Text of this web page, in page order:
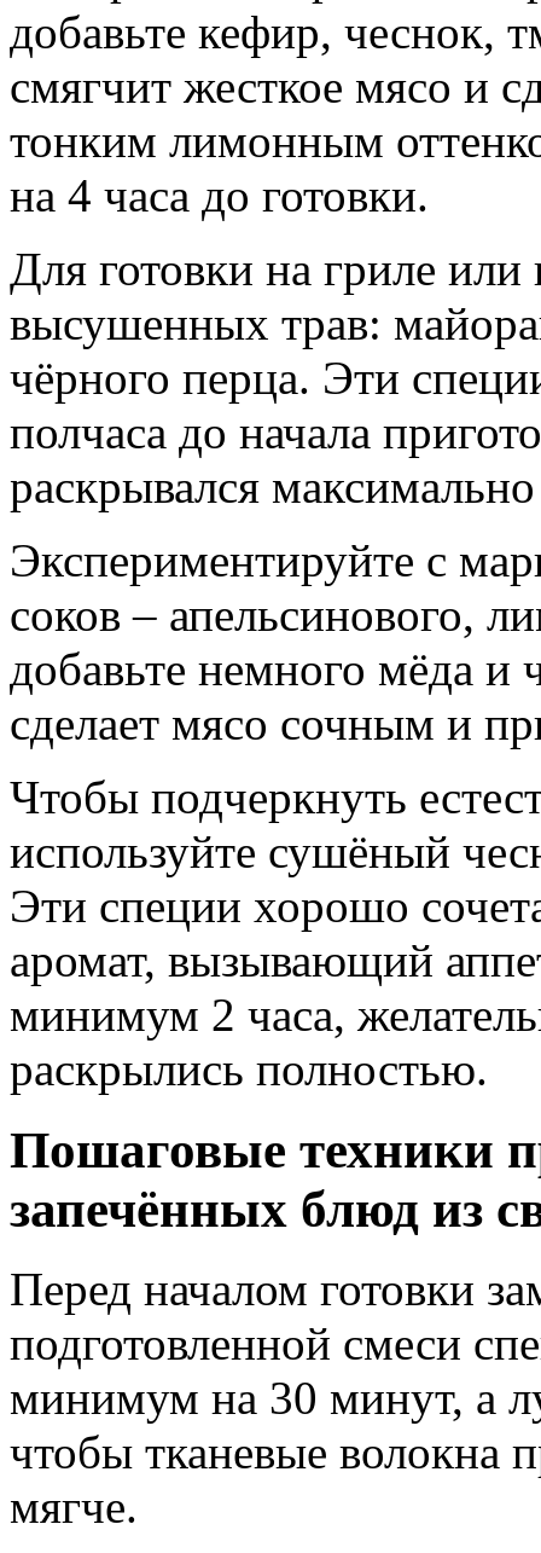
добавьте кефир, чеснок,
смягчит жесткое мясо и
тонким лимонным
на 4 часа до готовки.
Для готовки на гриле или
высушенных трав:
чёрного перца. Эти
полчаса до начала
раскрывался
Экспериментируйте с
соков – апельсинового,
добавьте немного мёда и
сделает мясо сочным и
Чтобы подчеркнуть
используйте сушёный
Эти специи хорошо
аромат, вызывающий
минимум 2 часа,
раскрылись полностью.
Пошаговые техники
запечённых блюд из
Перед началом готовки
подготовленной смеси
минимум на 30 минут, а
чтобы тканевые волокна
мягче.